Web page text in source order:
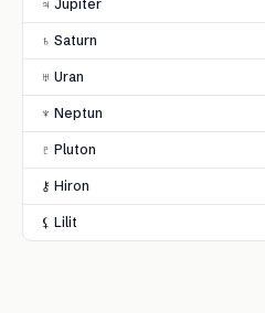
♃ Jupiter
♄ Saturn
♅ Uran
♆ Neptun
♇ Pluton
⚷ Hiron
⚸ Lilit